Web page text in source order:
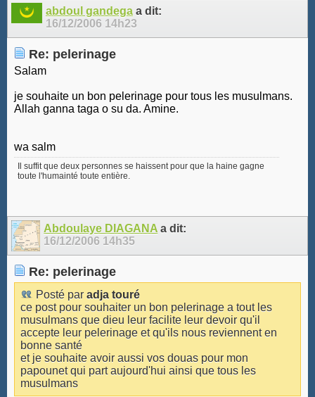
abdoul gandega a dit:
16/12/2006 14h23
Re: pelerinage
Salam
je souhaite un bon pelerinage pour tous les musulmans.
Allah ganna taga o su da. Amine.
wa salm
Il suffit que deux personnes se haissent pour que la haine gagne
toute l'humainté toute entière.
Abdoulaye DIAGANA a dit:
16/12/2006 14h35
Re: pelerinage
Posté par adja touré
ce post pour souhaiter un bon pelerinage a tout les
musulmans que dieu leur facilite leur devoir qu'il
accepte leur pelerinage et qu'ils nous reviennent en
bonne santé
et je souhaite avoir aussi vos douas pour mon
papounet qui part aujourd'hui ainsi que tous les
musulmans